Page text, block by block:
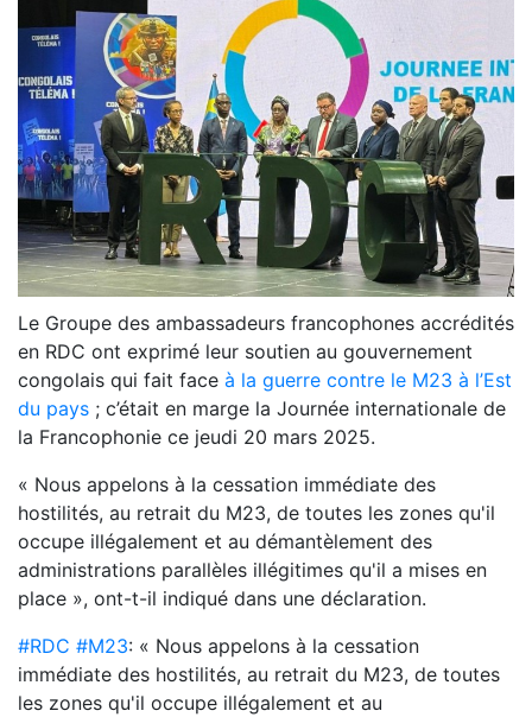
Le Groupe des ambassadeurs francophones accrédités
en RDC ont exprimé leur soutien au gouvernement
congolais qui fait face à la guerre contre le M23 à l’Est
du pays ; c’était en marge la Journée internationale de
la Francophonie ce jeudi 20 mars 2025.
« Nous appelons à la cessation immédiate des
hostilités, au retrait du M23, de toutes les zones qu'il
occupe illégalement et au démantèlement des
administrations parallèles illégitimes qu'il a mises en
place », ont-t-il indiqué dans une déclaration.
#RDC #M23: « Nous appelons à la cessation
immédiate des hostilités, au retrait du M23, de toutes
les zones qu'il occupe illégalement et au